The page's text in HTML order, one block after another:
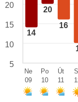
14
20
16
20
15
10
5
Ne
09
Po
10
Út
11